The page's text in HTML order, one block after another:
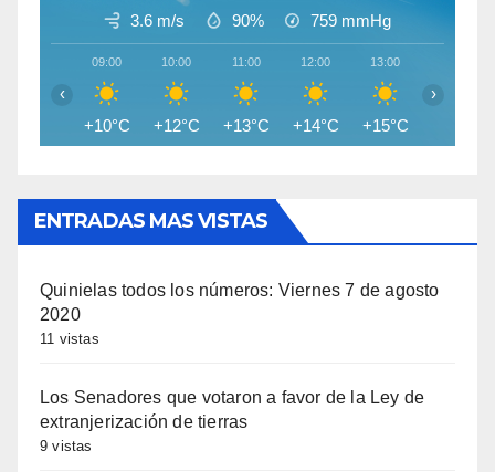
3.6 m/s 90% 759 mmHg
09:00
+10°C
10:00
+12°C
11:00
+13°C
12:00
+14°C
13:00
+15°C
‹ ›
ENTRADAS MAS VISTAS
Quinielas todos los números: Viernes 7 de agosto
2020
11 vistas
Los Senadores que votaron a favor de la Ley de
extranjerización de tierras
9 vistas